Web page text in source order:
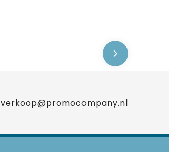
verkoop@promocompany.nl